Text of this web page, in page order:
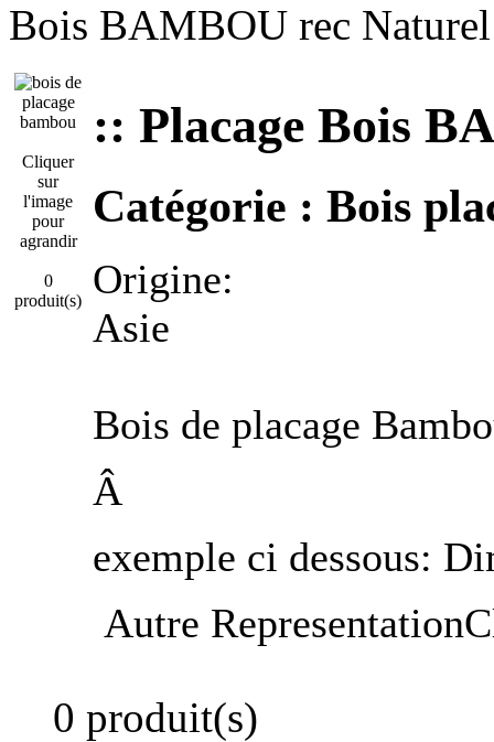
Bois BAMBOU rec Naturel
Cliquer
sur
l'image
pour
agrandir
0
produit(s)
:: Placage Bois
Catégorie : Bois
Origine:
Asie
Bois de placage
Â
exemple ci dessous:
Autre
0 produit(s)